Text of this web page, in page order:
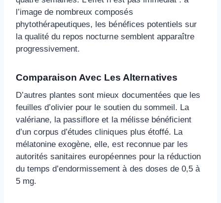
l’image de nombreux composés
phytothérapeutiques, les bénéfices potentiels sur
la qualité du repos nocturne semblent apparaître
progressivement.
Comparaison Avec Les Alternatives
D’autres plantes sont mieux documentées que les
feuilles d’olivier pour le soutien du sommeil. La
valériane, la passiflore et la mélisse bénéficient
d’un corpus d’études cliniques plus étoffé. La
mélatonine exogène, elle, est reconnue par les
autorités sanitaires européennes pour la réduction
du temps d’endormissement à des doses de 0,5 à
5 mg.